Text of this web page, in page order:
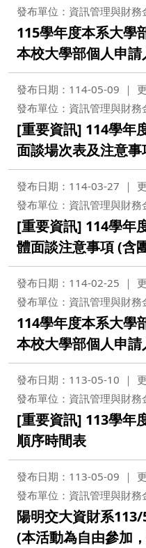
發布單位：資訊管理與財務
115學年度本系大學
本校大學部個人申
發布日期：114-05-09
發布單位：資訊管理與財務
[重要資訊] 114學年
面談場次表及注意事
發布日期：114-03-27
發布單位：資訊管理與財務
[重要資訊] 114學年
體面談注意事項 (含
發布日期：114-02-25
發布單位：資訊管理與財務
114學年度本系大學
本校大學部個人申
發布日期：113-05-10
發布單位：資訊管理與財務
[重要資訊] 113學年
順序時間表
發布日期：113-05-09
發布單位：資訊管理與財務
陽明交大資財系
(本活動為自由參加